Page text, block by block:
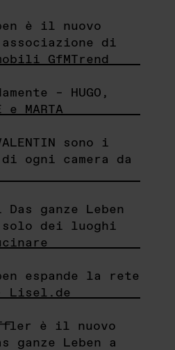
è il nuovo
di
GfMTrend
– HUGO,
e MARTA
sono i
ogni camera da
Das ganze Leben
solo dei luoghi
espande la rete
Lisel.de
è il nuovo
ganze Leben a